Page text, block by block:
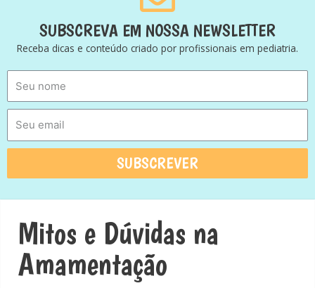
SUBSCREVA EM NOSSA NEWSLETTER
Receba dicas e conteúdo criado por profissionais em pediatria.
SUBSCREVER
Mitos e Dúvidas na
Amamentação